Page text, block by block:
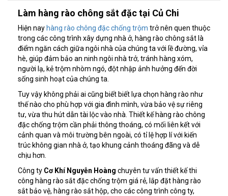
Làm hàng rào chông sắt đặc tại Củ Chi
Hiện nay hàng rào chông đặc chống trộm trở nên quen thuộc
trong các công trình xây dựng nhà ở, hàng rào chông sắt là
điểm ngăn cách giữa ngôi nhà của chúng ta với lề đường, vỉa
hè, giúp đảm bảo an ninh ngôi nhà trở, tránh hàng xóm,
người lạ, kẻ trộm nhòm ngó, đột nhập ảnh hưởng đến đời
sống sinh hoạt của chúng ta.
Tuy vậy không phải ai cũng biết biết lựa chọn hàng rào như
thế nào cho phù hợp với gia đình mình, vừa bảo vệ sự riêng
tư, vừa thu hút dẫn tài lộc vào nhà. Thiết kế hàng rào chông
đặc chống trộm cần phải thông thoáng, có mối liên kết với
cảnh quan và môi trường bên ngoài, có tỉ lệ hợp lí với kiến
trúc không gian nhà ở, tạo khung cảnh thoáng đãng và dễ
chịu hơn.
Công ty Cơ Khí Nguyễn Hoàng chuyên tư vấn thiết kế thi
công hàng rào sắt đặc chống trộm giá rẻ, lắp đặt hàng rào
sắt bảo vệ, hàng rào sắt hộp, cho các công trình công ty,